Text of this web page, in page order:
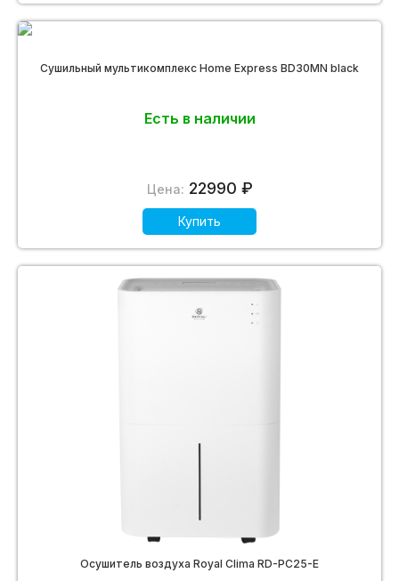
Сушильный мультикомплекс Home Express BD30MN black
Есть в наличии
Цена: 22990 ₽
Купить
Осушитель воздуха Royal Clima RD-PC25-E